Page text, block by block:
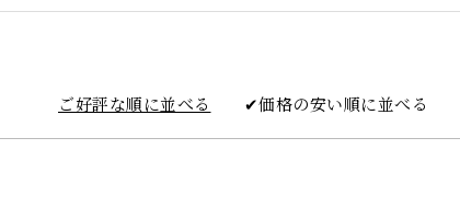
ご好評な順に並べる 価格の安い順に並べる